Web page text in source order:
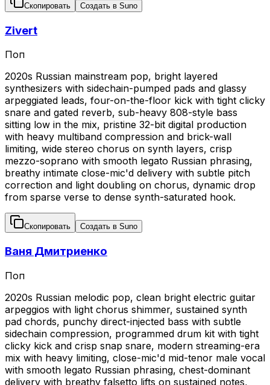
Скопировать Создать в Suno
Zivert
Поп
2020s Russian mainstream pop, bright layered
synthesizers with sidechain-pumped pads and glassy
arpeggiated leads, four-on-the-floor kick with tight clicky
snare and gated reverb, sub-heavy 808-style bass
sitting low in the mix, pristine 32-bit digital production
with heavy multiband compression and brick-wall
limiting, wide stereo chorus on synth layers, crisp
mezzo-soprano with smooth legato Russian phrasing,
breathy intimate close-mic'd delivery with subtle pitch
correction and light doubling on chorus, dynamic drop
from sparse verse to dense synth-saturated hook.
Скопировать Создать в Suno
Ваня Дмитриенко
Поп
2020s Russian melodic pop, clean bright electric guitar
arpeggios with light chorus shimmer, sustained synth
pad chords, punchy direct-injected bass with subtle
sidechain compression, programmed drum kit with tight
clicky kick and crisp snap snare, modern streaming-era
mix with heavy limiting, close-mic'd mid-tenor male vocal
with smooth legato Russian phrasing, chest-dominant
delivery with breathy falsetto lifts on sustained notes,